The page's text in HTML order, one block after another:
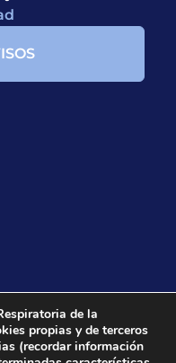
de la
propias y de terceros
(recordar información